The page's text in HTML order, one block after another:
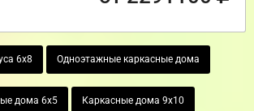
6х8 Одноэтажные каркасные дома
дома 6х5 Каркасные дома 9х10